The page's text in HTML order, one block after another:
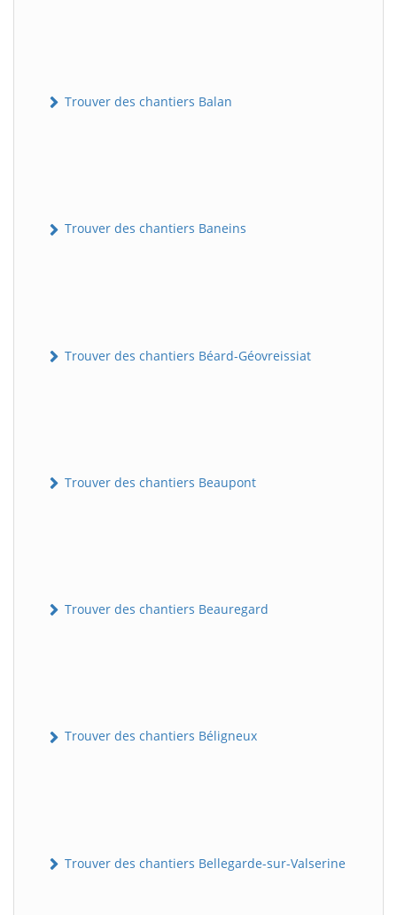
Trouver des chantiers Balan
Trouver des chantiers Baneins
Trouver des chantiers Béard-Géovreissiat
Trouver des chantiers Beaupont
Trouver des chantiers Beauregard
Trouver des chantiers Béligneux
Trouver des chantiers Bellegarde-sur-Valserine